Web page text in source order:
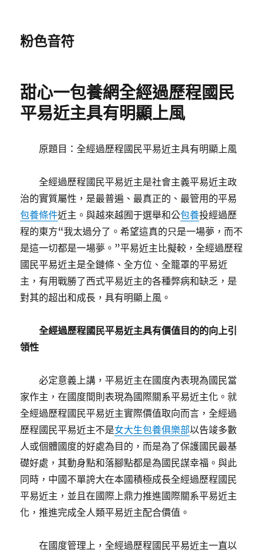
粉色音符
甜心一包養網全經過歷程國民
平易近主具有明顯上風
原題目：全經過歷程國民平易近主具有明顯上風
全經過歷程國民平易近主是社會主義平易近主政
治的實質屬性，是最普遍、最真正的、最管用的平易
包養條件近主。與越來越囿于選舉和公包養投經過歷
程的東方“我太過分了。希望這真的只是一場夢，而不
是這一切都是一場夢。”平易近主比擬較，全經過歷程
國民平易近主是全鏈條、全方位、全籠罩的平易近
主，有用戰勝了西式平易近主的各種弊病和缺乏，是
對其的超出和成長，具有明顯上風。
全經過歷程國民平易近主具有價值目的的向上引
領性
必定意義上講，平易近主在國度內表現為國民當
家作主，在國度間則表現為國際關系平易近主化。就
全經過歷程國民平易近主實際價值取向而言，全經過
歷程國民平易近主不是女大生包養俱樂部以告竣多數
人或個體國度的好處為目的，而是為了保護國民最基
礎好處，其動身點和落腳點都是為國民謀幸福。與此
同時，中國不單誇大在本國積極成長全經過歷程國民
平易近主，並且在國際上鼎力推進國際關系平易近主
化，推進完成全人類平易近主配合價值。
在國度管理上，全經過歷程國民平易近主一直以